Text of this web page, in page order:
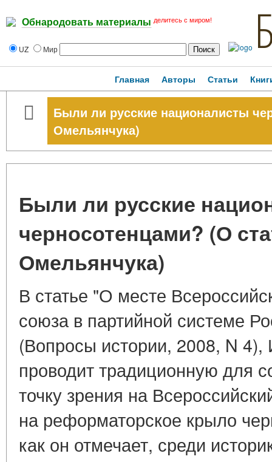
Обнародовать материалы делитесь с миром!
UZ Мир
Главная Авторы Статьи
Были ли русские националисты
Омельянчука)
Были ли русские
черносотенцами? (О
Омельянчука)
В статье "О месте
союза в партийной системе
(Вопросы истории, 2008, N
проводит традиционную для
точку зрения на
на реформаторское крыло
как он отмечает, среди